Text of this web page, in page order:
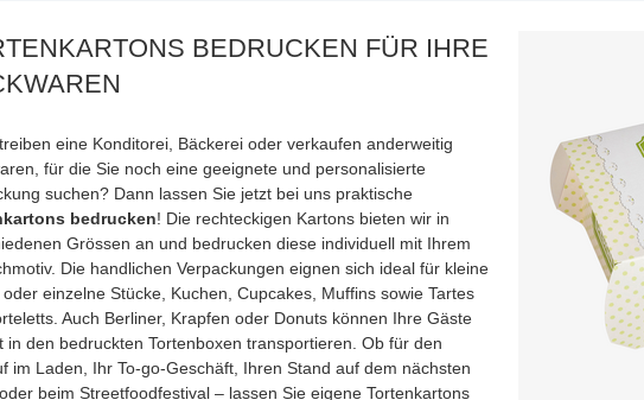
BEDRUCKEN FÜR IHRE
eine Konditorei, Bäckerei oder verkaufen anderweitig
für die Sie noch eine geeignete und personalisierte
suchen? Dann lassen Sie jetzt bei uns praktische
bedrucken! Die rechteckigen Kartons bieten wir in
Grössen an und bedrucken diese individuell mit Ihrem
Die handlichen Verpackungen eignen sich ideal für kleine
oder einzelne Stücke, Kuchen, Cupcakes, Muffins sowie Tartes
Auch Berliner, Krapfen oder Donuts können Ihre Gäste
in den bedruckten Tortenboxen transportieren. Ob für den
im Laden, Ihr To-go-Geschäft, Ihren Stand auf dem nächsten
beim Streetfoodfestival – lassen Sie eigene Tortenkartons